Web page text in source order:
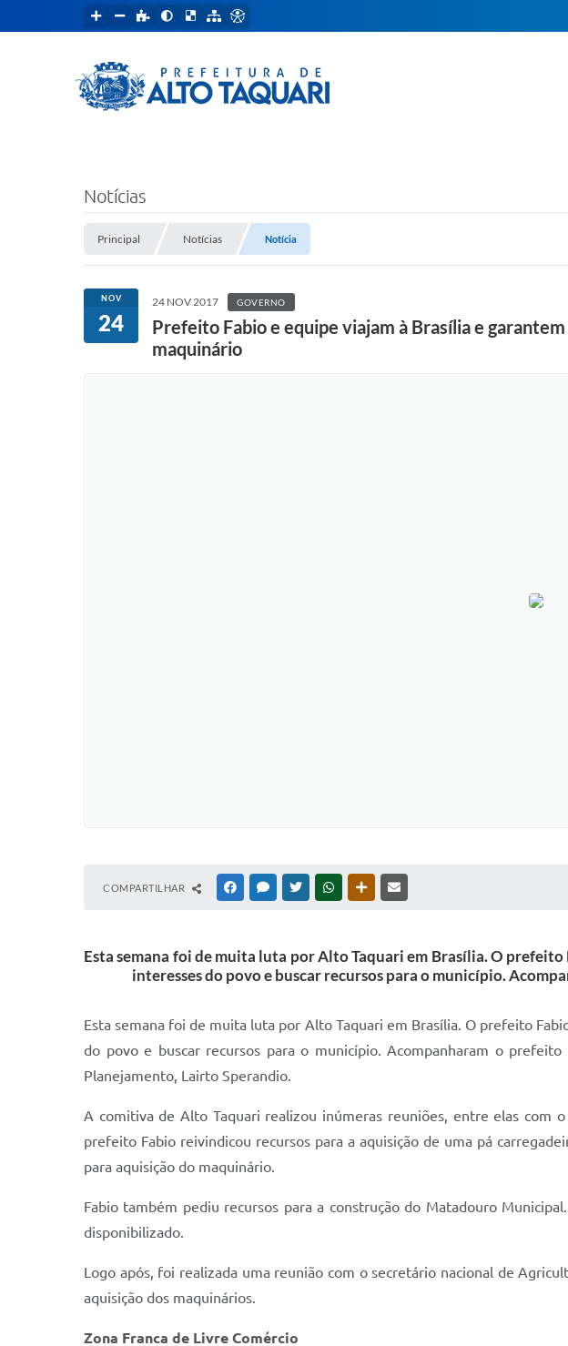
Notícias
Principal Notícias Notícia
NOV
24
24 NOV 2017 GOVERNO
Prefeito Fabio e equipe viajam à Brasília e
maquinário
COMPARTILHAR FACEBOOKMESSENGER
TWITTERWHATSAPPOUTRAS MÍDIAS
Esta semana foi de muita luta por Alto Taquari em Brasília. O
interesses do povo e buscar recursos para o município.
Esta semana foi de muita luta por Alto Taquari em Brasília. O prefeito
do povo e buscar recursos para o município. Acompanharam o
Planejamento, Lairto Sperandio.
A comitiva de Alto Taquari realizou inúmeras reuniões, entre elas com
prefeito Fabio reivindicou recursos para a aquisição de uma pá
para aquisição do maquinário.
Fabio também pediu recursos para a construção do Matadouro
disponibilizado.
Logo após, foi realizada uma reunião com o secretário nacional de
aquisição dos maquinários.
Zona Franca de Livre Comércio